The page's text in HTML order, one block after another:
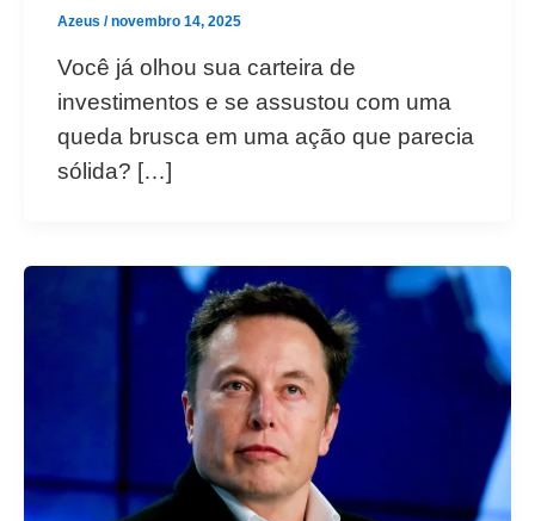
Azeus /novembro 14, 2025
Você já olhou sua carteira de
investimentos e se assustou com uma
queda brusca em uma ação que parecia
sólida? […]